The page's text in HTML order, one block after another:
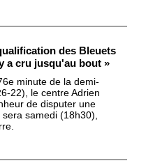
des Bleuets
a cru jusqu'au bout »
minute de la demi-
22), le centre Adrien
de disputer une
samedi (18h30),